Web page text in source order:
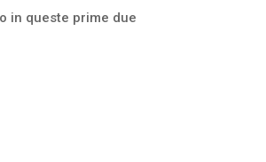
in queste prime due